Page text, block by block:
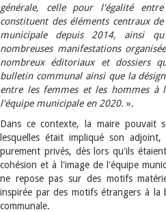
générale, celle pour l'égalité
constituent des éléments centraux
municipale depuis 2014, ainsi
nombreuses manifestations
nombreux éditoriaux et dossiers
bulletin communal ainsi que la
entre les femmes et les hommes à
l'équipe municipale en 2020. ».
Dans ce contexte, la maire pouvait
lesquelles était impliqué son
purement privés, dès lors qu'ils
cohésion et à l'image de l'équipe
ne repose pas sur des motifs
inspirée par des motifs étrangers à la
communale.